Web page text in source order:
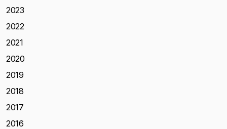
2023
2022
2021
2020
2019
2018
2017
2016